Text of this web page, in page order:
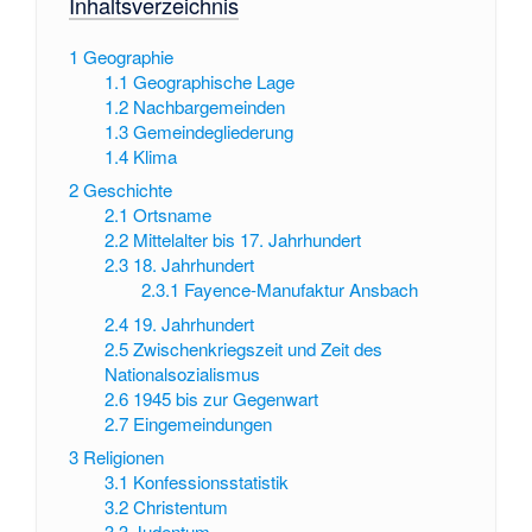
1 Geographie
1.1 Geographische Lage
1.2 Nachbargemeinden
1.3 Gemeindegliederung
1.4 Klima
2Geschichte
2.1 Ortsname
2.2 Mittelalter bis 17. Jahrhundert
2.3 18. Jahrhundert
2.3.1 Fayence-Manufaktur Ansbach
2.4 19. Jahrhundert
2.5 Zwischenkriegszeit und Zeit des
Nationalsozialismus
2.6 1945 bis zur Gegenwart
2.7 Eingemeindungen
3 Religionen
3.1 Konfessionsstatistik
3.2 Christentum